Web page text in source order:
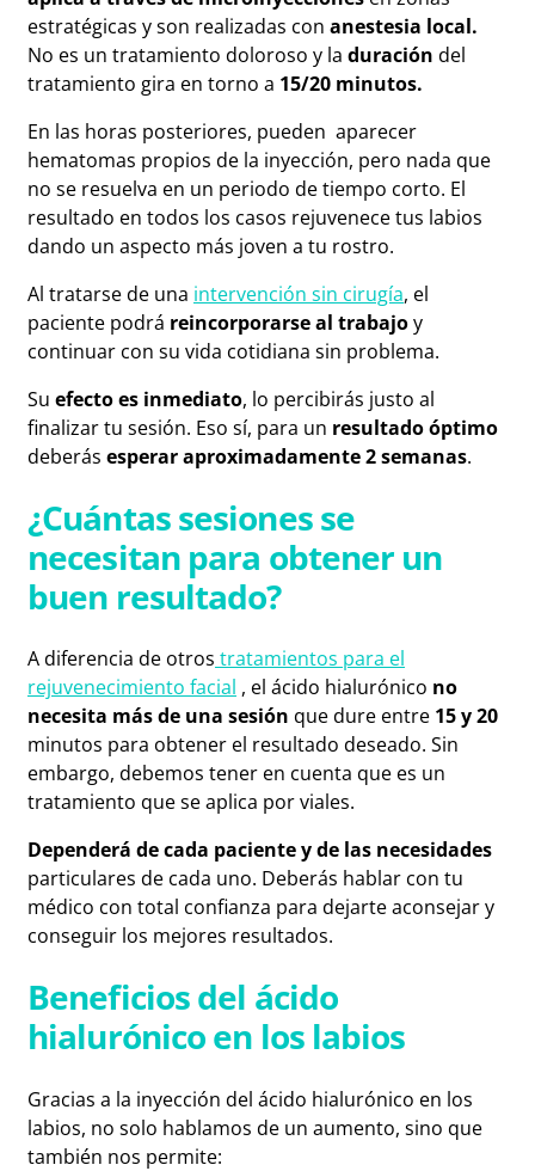
estratégicas y son realizadas con anestesia local.
No es un tratamiento doloroso y la duración del
tratamiento gira en torno a 15/20 minutos.
En las horas posteriores, pueden aparecer
hematomas propios de la inyección, pero nada que
no se resuelva en un periodo de tiempo corto. El
resultado en todos los casos rejuvenece tus labios
dando un aspecto más joven a tu rostro.
Al tratarse de una intervención sin cirugía, el
paciente podrá reincorporarse al trabajoy
continuar con su vida cotidiana sin problema.
Su efecto es inmediato, lo percibirás justo al
finalizar tu sesión. Eso sí, para un resultado óptimo
deberás esperar aproximadamente 2 semanas.
¿Cuántas sesiones se
necesitan para obtener un
buen resultado?
A diferencia de otros tratamientos para el
rejuvenecimiento facial , el ácido hialurónico no
necesita más de una sesión que dure entre 15 y 20
minutos para obtener el resultado deseado. Sin
embargo, debemos tener en cuenta que es un
tratamiento que se aplica por viales.
Dependerá de cada paciente y de las necesidades
particulares de cada uno. Deberás hablar con tu
médico con total confianza para dejarte aconsejar y
conseguir los mejores resultados.
Beneficios del ácido
hialurónico en los labios
Gracias a la inyección del ácido hialurónico en los
labios, no solo hablamos de un aumento, sino que
también nos permite: